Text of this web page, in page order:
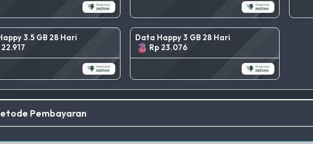
3.5 GB 28 Hari
22.917
Data Happy 3 GB 28 Hari
Rp 23.076
Pembayaran